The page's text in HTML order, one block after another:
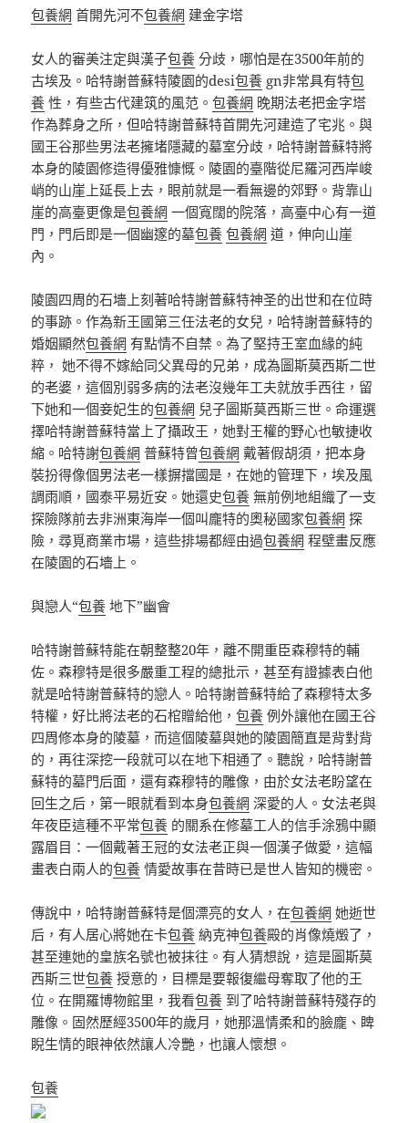
包養網 首開先河不包養網 建金字塔
女人的審美注定與漢子包養 分歧，哪怕是在3500年前的
古埃及。哈特謝普蘇特陵園的desi包養 gn非常具有特包
養 性，有些古代建筑的風范。包養網 晚期法老把金字塔
作為葬身之所，但哈特謝普蘇特首開先河建造了宅兆。與
國王谷那些男法老擁堵隱藏的墓室分歧，哈特謝普蘇特將
本身的陵園修造得優雅慷慨。陵園的臺階從尼羅河西岸峻
峭的山崖上延長上去，眼前就是一看無邊的郊野。背靠山
崖的高臺更像是包養網 一個寬闊的院落，高臺中心有一道
門，門后即是一個幽邃的墓包養 包養網 道，伸向山崖
內。
陵園四周的石墻上刻著哈特謝普蘇特神圣的出世和在位時
的事跡。作為新王國第三任法老的女兒，哈特謝普蘇特的
婚姻顯然包養網 有點情不自禁。為了堅持王室血緣的純
粹， 她不得不嫁給同父異母的兄弟，成為圖斯莫西斯二世
的老婆，這個別弱多病的法老沒幾年工夫就放手西往，留
下她和一個妾妃生的包養網 兒子圖斯莫西斯三世。命運選
擇哈特謝普蘇特當上了攝政王，她對王權的野心也敏捷收
縮。哈特謝包養網 普蘇特曾包養網 戴著假胡須，把本身
裝扮得像個男法老一樣摒擋國是，在她的管理下，埃及風
調雨順，國泰平易近安。她還史包養 無前例地組織了一支
探險隊前去非洲東海岸一個叫龐特的奧秘國家包養網 探
險，尋覓商業市場，這些排場都經由過包養網 程壁畫反應
在陵園的石墻上。
與戀人“包養 地下”幽會
哈特謝普蘇特能在朝整整20年，離不開重臣森穆特的輔
佐。森穆特是很多嚴重工程的總批示，甚至有證據表白他
就是哈特謝普蘇特的戀人。哈特謝普蘇特給了森穆特太多
特權，好比將法老的石棺贈給他，包養 例外讓他在國王谷
四周修本身的陵墓，而這個陵墓與她的陵園簡直是背對背
的，再往深挖一段就可以在地下相通了。聽說，哈特謝普
蘇特的墓門后面，還有森穆特的雕像，由於女法老盼望在
回生之后，第一眼就看到本身包養網 深愛的人。女法老與
年夜臣這種不平常包養 的關系在修墓工人的信手涂鴉中顯
露眉目：一個戴著王冠的女法老正與一個漢子做愛，這幅
畫表白兩人的包養 情愛故事在昔時已是世人皆知的機密。
傳說中，哈特謝普蘇特是個漂亮的女人，在包養網 她逝世
后，有人居心將她在卡包養 納克神包養殿的肖像燒燬了，
甚至連她的皇族名號也被抹往。有人猜想說，這是圖斯莫
西斯三世包養 授意的，目標是要報復繼母奪取了他的王
位。在開羅博物館里，我看包養 到了哈特謝普蘇特殘存的
雕像。固然歷經3500年的歲月，她那溫情柔和的臉龐、睥
睨生情的眼神依然讓人冷艷，也讓人懷想。
包養